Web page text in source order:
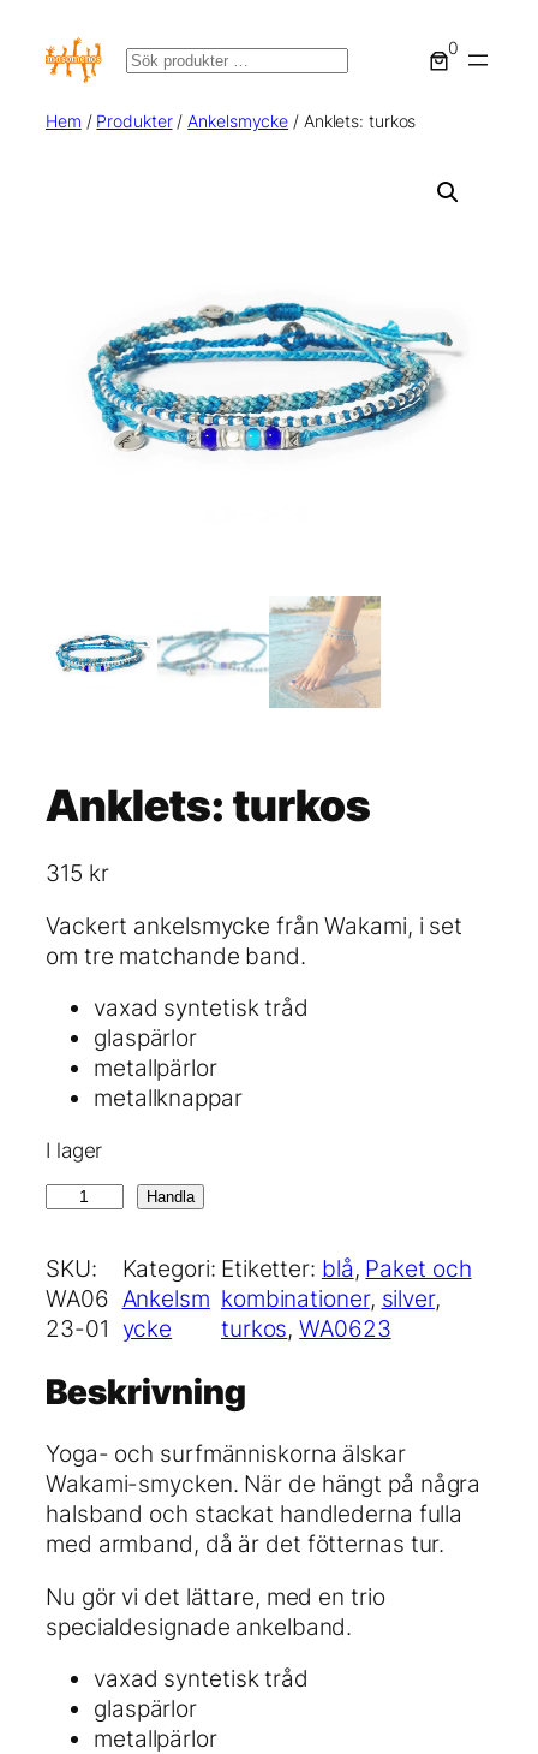
Sök
0
Hem / Produkter/ Ankelsmycke / Anklets: turkos
Anklets: turkos
315 kr
Vackert ankelsmycke från Wakami, i set
om tre matchande band.
vaxad syntetisk tråd
glaspärlor
metallpärlor
metallknappar
I lager
k
l
e
s
:
u
r
k
o
s
m
Handla
SKU:
WA06
23-01
Kategori:
Ankelsm
ycke
Etiketter: blå, Paket och
kombinationer, silver
turkos, WA0623
Beskrivning
Yoga- och surfmänniskorna älskar
Wakami-smycken. När de hängt på några
halsband och stackat handlederna fulla
med armband, då är det fötternas tur.
Nu gör vi det lättare, med en trio
specialdesignade ankelband.
vaxad syntetisk tråd
glaspärlor
metallpärlor